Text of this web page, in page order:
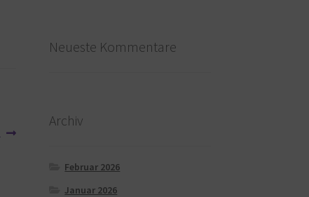
Neueste Kommentare
Archiv
Februar 2026
Januar 2026